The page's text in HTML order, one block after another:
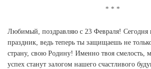
Любимый, поздравляю с 23 Февраля! Сегодня
праздник, ведь теперь ты защищаешь не
страну, свою Родину! Именно твоя смелость,
успех станут залогом нашего счастливого